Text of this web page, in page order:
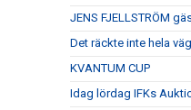
JENS FJELLSTRÖM
Det räckte inte hela
KVANTUM CUP
Idag lördag IFKs